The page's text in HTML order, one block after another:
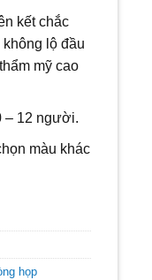
kết chắc
lộ đầu
mỹ cao
– 12 người.
màu khác
họp